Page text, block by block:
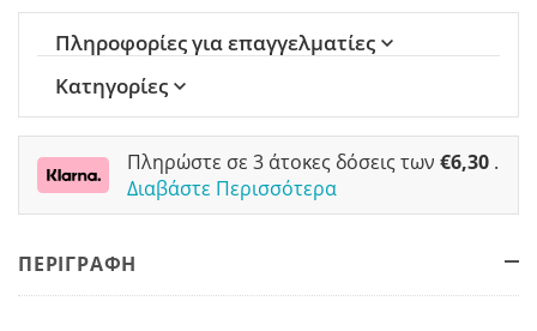
Πληροφορίες για επαγγελματίες
Κατηγορίες
Πληρώστε σε 3 άτοκες δόσεις των €6,30 .
Διαβάστε Περισσότερα
ΠΕΡΙΓΡΑΦΗ